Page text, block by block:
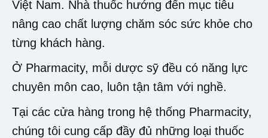
Việt Nam. Nhà thuốc hướng đến mục tiêu
nâng cao chất lượng chăm sóc sức khỏe cho
từng khách hàng.
Ở Pharmacity, mỗi dược sỹ đều có năng lực
chuyên môn cao, luôn tận tâm với nghề.
Tại các cửa hàng trong hệ thống Pharmacity,
chúng tôi cung cấp đầy đủ những loại thuốc